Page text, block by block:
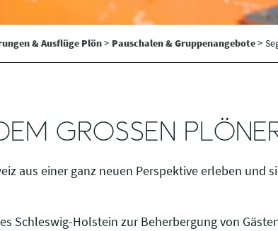
& Ausflüge Plön> Pauschalen & Gruppenangebote>
GROSSEN
aus einer ganz neuen Perspektive erleben und
Schleswig-Holstein zur Beherbergung von